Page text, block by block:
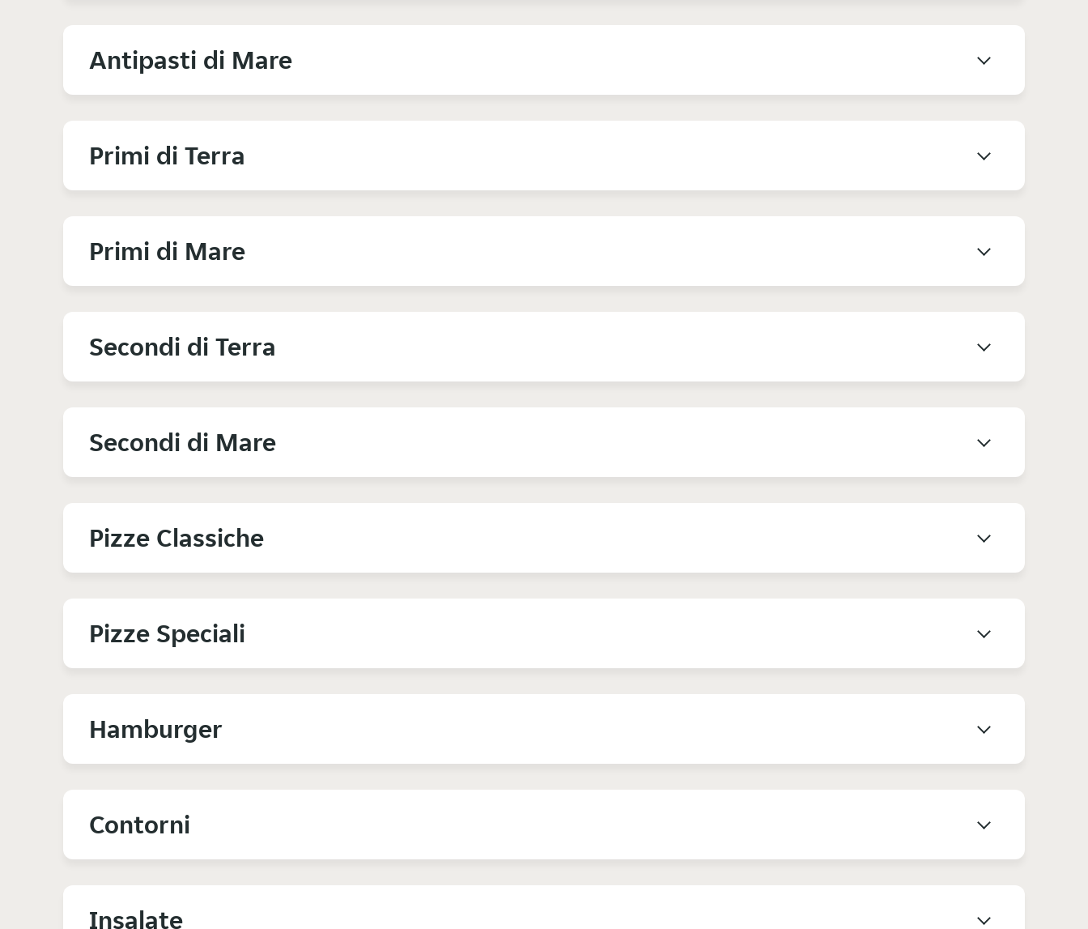
Antipasti di Mare
Primi di Terra
Primi di Mare
Secondi di Terra
Secondi di Mare
Pizze Classiche
Pizze Speciali
Hamburger
Contorni
Insalate